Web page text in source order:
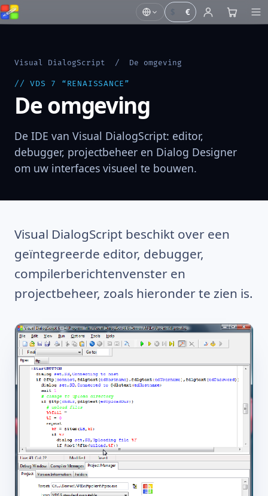
€
Visual DialogScript / De omgeving
// VDS 7 “RENAISSANCE”
De omgeving
De IDE van Visual DialogScript: editor,
debugger, projectbeheer en Dialog Designer
om uw interfaces visueel te bouwen.
Visual DialogScript beschikt over een
geïntegreerde editor, debugger,
compilerberichtenvenster en
projectbeheer, zoals hieronder te zien is.